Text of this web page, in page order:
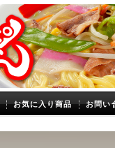
お気に入り商品 お問い